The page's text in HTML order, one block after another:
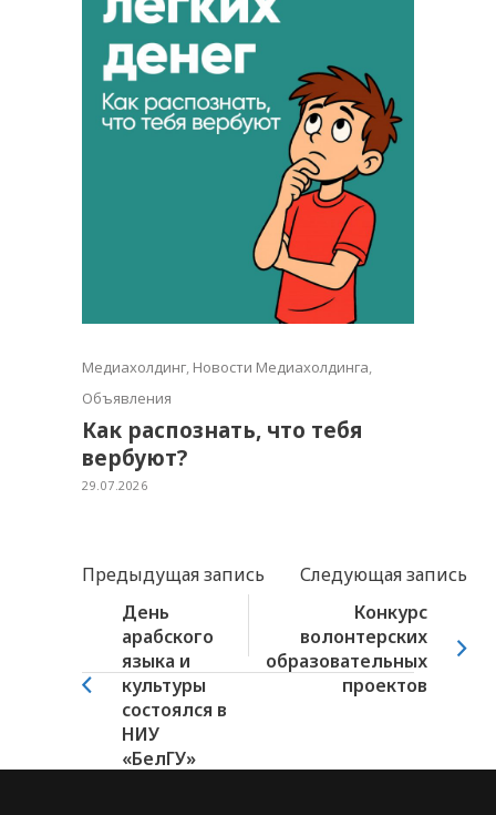
Медиахолдинг, Новости Медиахолдинга,
Объявления
Как распознать, что тебя
вербуют?
29.07.2026
Предыдущая запись
Следующая запись
День
арабского
языка и
культуры
состоялся в
НИУ
«БелГУ»
Конкурс
волонтерских
образовательных
проектов